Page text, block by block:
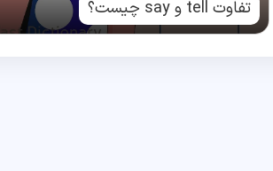
تفاوت tell و say چیست؟